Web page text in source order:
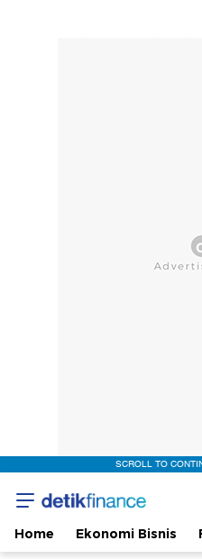
SCROLL TO
Home Ekonomi Bisnis